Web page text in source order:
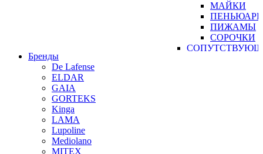
МАЙКИ
ПИЖАМЫ
СОРОЧКИ
Бренды
De Lafense
ELDAR
GAIA
GORTEKS
Kinga
LAMA
Lupoline
Mediolano
MITEX